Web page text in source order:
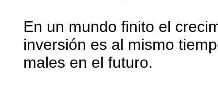
En un mundo finito el
inversión es al mismo
males en el futuro.